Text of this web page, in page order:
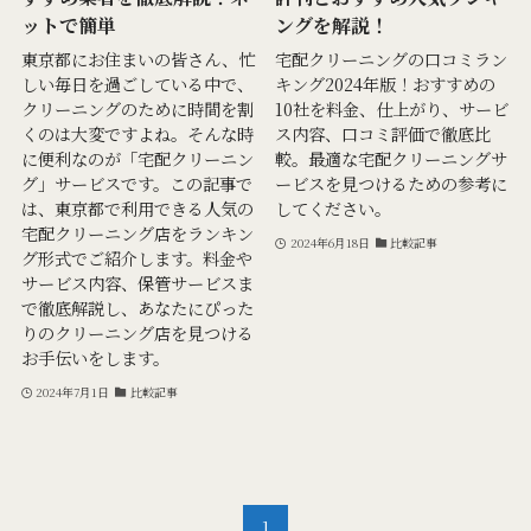
ットで簡単
東京都にお住まいの皆さん、忙
しい毎日を過ごしている中で、
クリーニングのために時間を割
くのは大変ですよね。そんな時
に便利なのが「宅配クリーニン
グ」サービスです。この記事で
は、東京都で利用できる人気の
宅配クリーニング店をランキン
グ形式でご紹介します。料金や
サービス内容、保管サービスま
で徹底解説し、あなたにぴった
りのクリーニング店を見つける
お手伝いをします。
2024年7月1日 比較記事
ングを解説！
宅配クリーニングの口コミラン
キング2024年版！おすすめの
10社を料金、仕上がり、サービ
ス内容、口コミ評価で徹底比
較。最適な宅配クリーニングサ
ービスを見つけるための参考に
してください。
2024年6月18日 比較記事